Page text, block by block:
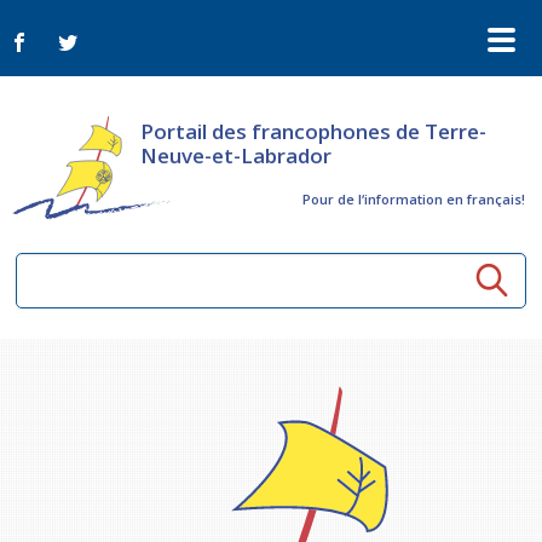
Portail des francophones de Terre-
Neuve-et-Labrador
Pour de l‘information en français!
Appels d'offres du secteur culturel
Plan de Développement Global
Bulletin Le FrancoTNL